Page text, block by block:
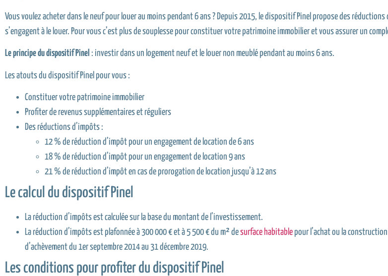
Vous voulez acheter dans le neuf pour louer au moins pendant 6 ans ? Depuis 2015, le dispositif Pinel propose des
s’engagent à le louer. Pour vous c’est plus de souplesse pour constituer votre patrimoine immobilier et vous assurer un
Le principe du dispositif Pinel : investir dans un logement neuf et le louer non meublé pendant au moins 6 ans.
Les atouts du dispositif Pinel pour vous :
Constituer votre patrimoine immobilier
Profiter de revenus supplémentaires et réguliers
Des réductions d’impôts :
12 % de réduction d’impôt pour un engagement de location de 6 ans
18 % de réduction d’impôt pour un engagement de location 9 ans
21 % de réduction d’impôt en cas de prorogation de location jusqu’à 12 ans
Le calcul du dispositif Pinel
La réduction d’impôts est calculée sur la base du montant de l’investissement.
La réduction d’impôts est plafonnée à 300 000 € et à 5 500 € du m² desurface habitable pour l’achat ou la
d’achèvement du 1er septembre 2014 au 31 décembre 2019.
Les conditions pour profiter du dispositif Pinel